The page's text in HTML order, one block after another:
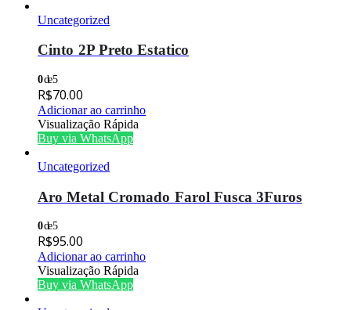
Uncategorized
Cinto 2P Preto Estatico
0de 5
R$70.00
Adicionar ao carrinho
Visualização Rápida
Buy via WhatsApp
Uncategorized
Aro Metal Cromado Farol Fusca 3Furos
0de 5
R$95.00
Adicionar ao carrinho
Visualização Rápida
Buy via WhatsApp